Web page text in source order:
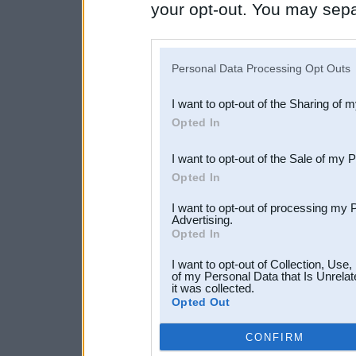
your opt-out. You may
Downstream Participants
third parties.
Personal Data Processing Opt Outs
I want to opt-out of the Sharing of
Opted In
I want to opt-out of the Sale of my
Opted In
I want to opt-out of processing my
Advertising.
Opted In
I want to opt-out of Collection,
of my Personal Data that Is
it was collected.
Opted Out
CONFIRM